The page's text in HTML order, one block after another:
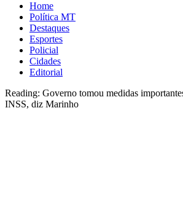
Home
Política MT
Destaques
Esportes
Policial
Cidades
Editorial
Reading: Governo tomou medidas
INSS, diz Marinho